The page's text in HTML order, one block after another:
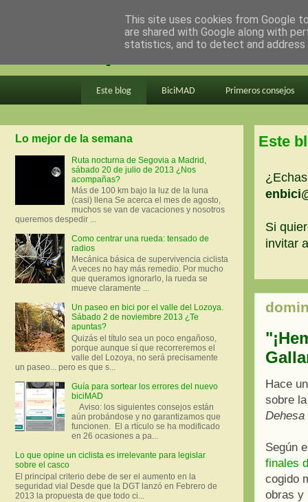
en bici por madrid
Este blog BiciMAD Primeros consejos
Este
Si
invitar
Hace
sobre
Dehesa
Según
finales
cogido
obras y
Lo mejor de la semana
Ruta nocturna de Segovia a Madrid,
sábado 20 de julio de 2013 ¿Nos
acompañas?
Más de 100 km bajo la luz de la luna
(casi) llena Se acerca el mes de agosto,
muchos se van de vacaciones y nosotros
queremos despedir ...
Como centrar una rueda: tensado de
radios
Mecánica básica de supervivencia ciclista
A veces no hay más remedio. Por mucho
que queramos ignorarlo, la rueda se
mueve claramente ...
Un paseo en bici por el valle del Lozoya.
Sábado 2 de noviembre 2013 ¿Te
apuntas?
Quizás el título sea un poco engañoso,
porque aunque sí que recorreremos el
valle del Lozoya, no será precisamente
un paseo... pero es que s...
Guía para sortear los errores del nuevo
biciMAD
Aviso: los siguientes consejos están
aún probándose y no garantizamos que
funcionen. El a rtículo se ha modificado
en 26 ocasiones a pa...
Lo que opine un ciclista es irrelevante para legislar
sobre el casco
El principal criterio debe de ser el aumento en la
seguridad vial Desde que la DGT lanzó en Febrero de
2013 la propuesta de que todo ci...
This site uses cookies from Google
are shared with Google along with
statistics, and to detect and address